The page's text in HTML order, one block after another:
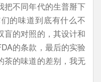
把不同年代的生普掰下
的味道到底有什么不
盲的对照的，其设计和
的条款，最后的实验
茶的味道的差别，我无